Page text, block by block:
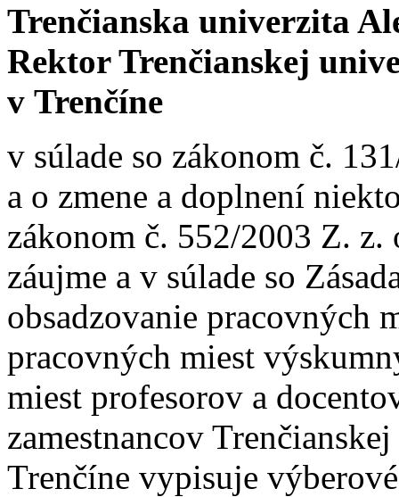
Trenčianska univerzita
Rektor Trenčianskej
v Trenčíne
v súlade so zákonom č.
a o zmene a doplnení
zákonom č. 552/2003 Z.
záujme a v súlade so
obsadzovanie pracovných
pracovných miest
miest profesorov a
zamestnancov
Trenčíne vypisuje